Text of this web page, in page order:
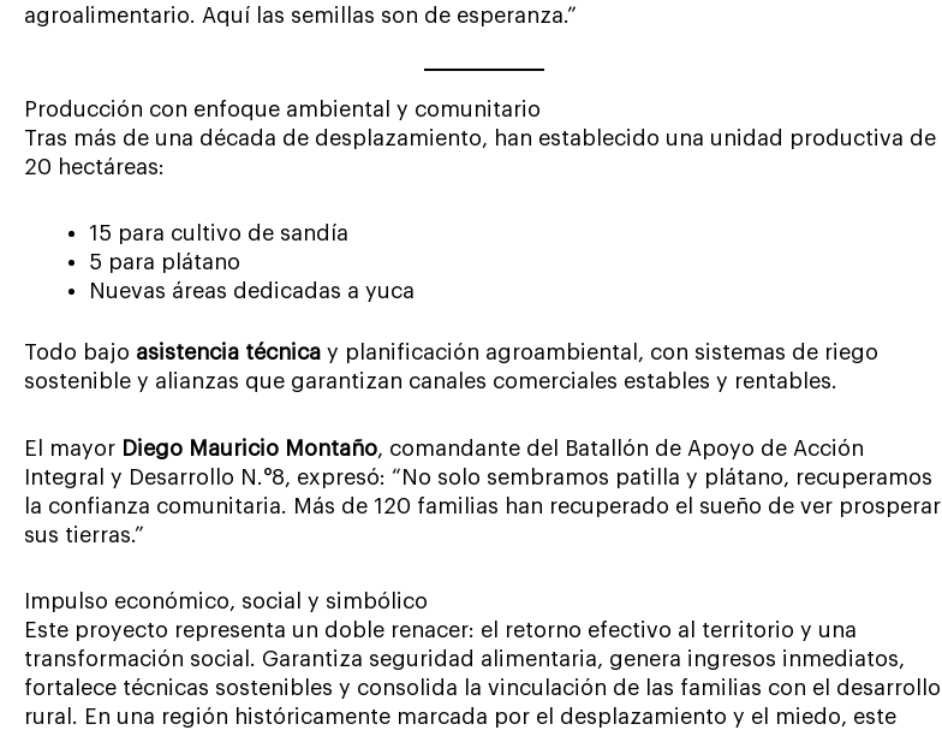
agroalimentario. Aquí las semillas son de esperanza.”
Producción con enfoque ambiental y comunitario
Tras más de una década de desplazamiento, han establecido una unidad productiva de
20 hectáreas:
15 para cultivo de sandía
5 para plátano
Nuevas áreas dedicadas a yuca
Todo bajo asistencia técnica y planificación agroambiental, con sistemas de riego
sostenible y alianzas que garantizan canales comerciales estables y rentables.
El mayor Diego Mauricio Montaño, comandante del Batallón de Apoyo de Acción
Integral y Desarrollo N.°8, expresó: “No solo sembramos patilla y plátano, recuperamos
la confianza comunitaria. Más de 120 familias han recuperado el sueño de ver prosperar
sus tierras.”
Impulso económico, social y simbólico
Este proyecto representa un doble renacer: el retorno efectivo al territorio y una
transformación social. Garantiza seguridad alimentaria, genera ingresos inmediatos,
fortalece técnicas sostenibles y consolida la vinculación de las familias con el desarrollo
rural. En una región históricamente marcada por el desplazamiento y el miedo, este